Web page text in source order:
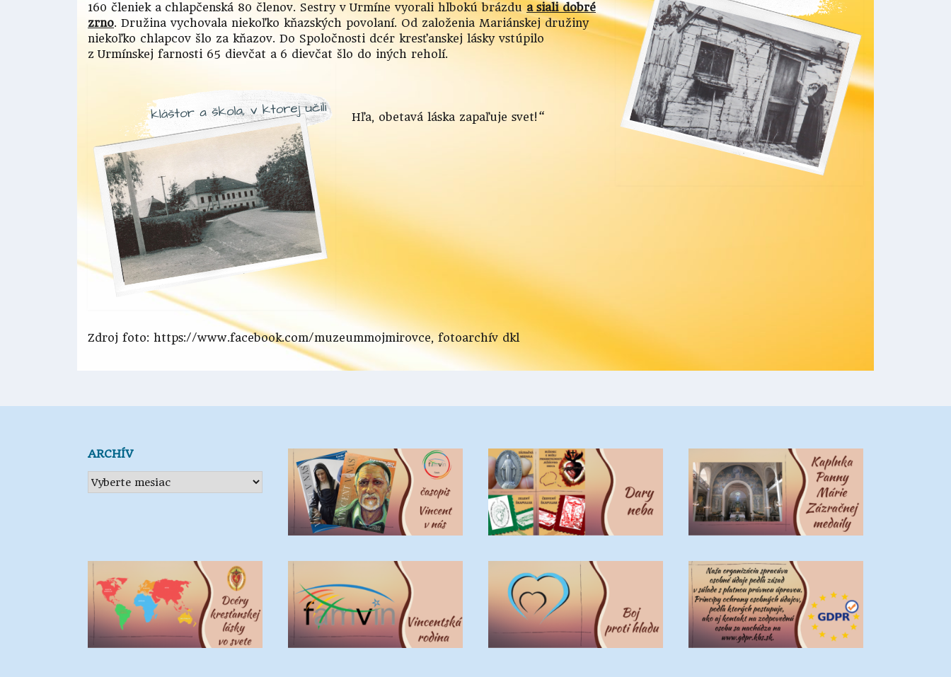
160 členiek a chlapčenská 80 členov. Sestry v Urmíne vyorali hlbokú brázdua siali dobré
zrno. Družina vychovala niekoľko kňazských povolaní. Od založenia Mariánskej družiny
niekoľko chlapcov šlo za kňazov. Do Spoločnosti dcér kresťanskej lásky vstúpilo
z Urmínskej farnosti 65 dievčat a 6 dievčat šlo do iných reholí.
Hľa, obetavá láska zapaľuje svet!“
Zdroj foto: https://www.facebook.com/muzeummojmirovce, fotoarchív dkl
ARCHÍV
Archív